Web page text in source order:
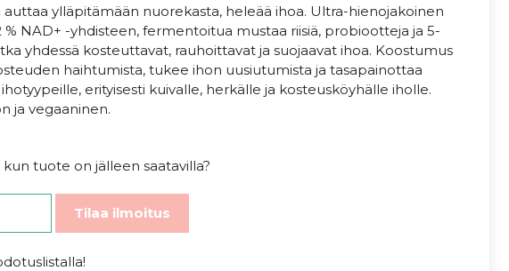
auttaa ylläpitämään nuorekasta, heleää ihoa. Ultra-hienojakoinen
% NAD+ -yhdisteen, fermentoitua mustaa riisiä, probiootteja ja 5-
yhdessä kosteuttavat, rauhoittavat ja suojaavat ihoa. Koostumus
haihtumista, tukee ihon uusiutumista ja tasapainottaa
erityisesti kuivalle, herkälle ja kosteusköyhälle iholle.
ja vegaaninen.
tuote on jälleen saatavilla?
Tilaa ilmoitus